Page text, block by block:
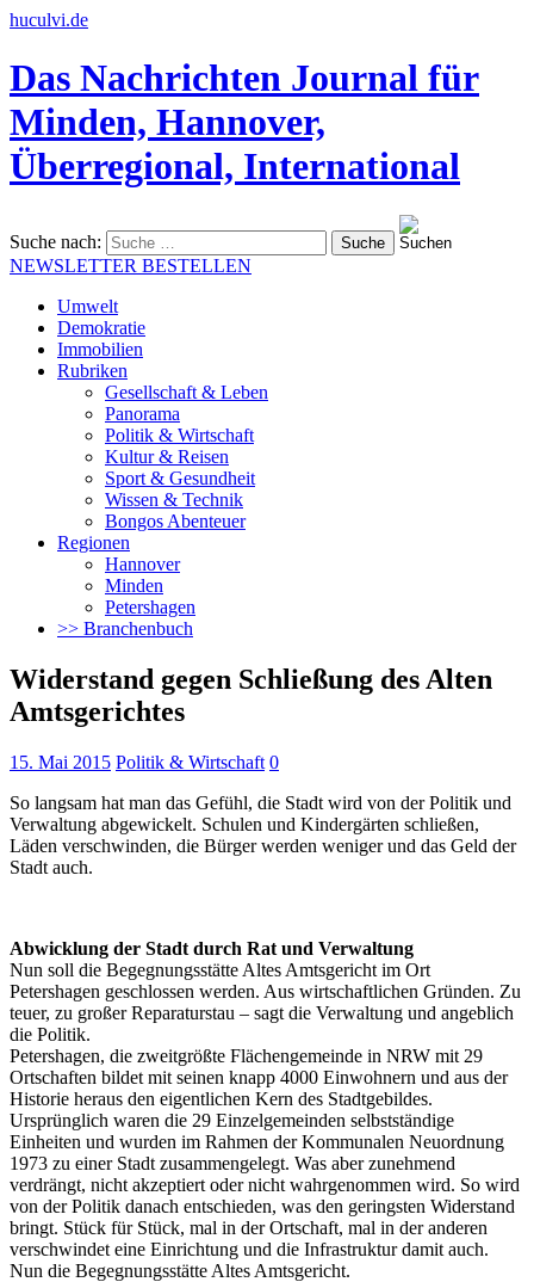
huculvi.de
Das Nachrichten Journal für
Minden, Hannover,
Überregional, International
Suche nach:
NEWSLETTER BESTELLEN
Umwelt
Demokratie
Immobilien
Rubriken
Gesellschaft & Leben
Panorama
Politik & Wirtschaft
Kultur & Reisen
Sport & Gesundheit
Wissen & Technik
Bongos Abenteuer
Regionen
Hannover
Minden
Petershagen
>> Branchenbuch
Widerstand gegen Schließung des Alten
Amtsgerichtes
15. Mai 2015 Politik & Wirtschaft 0
So langsam hat man das Gefühl, die Stadt wird von der Politik und
Verwaltung abgewickelt. Schulen und Kindergärten schließen,
Läden verschwinden, die Bürger werden weniger und das Geld der
Stadt auch.
Abwicklung der Stadt durch Rat und Verwaltung
Nun soll die Begegnungsstätte Altes Amtsgericht im Ort
Petershagen geschlossen werden. Aus wirtschaftlichen Gründen. Zu
teuer, zu großer Reparaturstau – sagt die Verwaltung und angeblich
die Politik.
Petershagen, die zweitgrößte Flächengemeinde in NRW mit 29
Ortschaften bildet mit seinen knapp 4000 Einwohnern und aus der
Historie heraus den eigentlichen Kern des Stadtgebildes.
Ursprünglich waren die 29 Einzelgemeinden selbstständige
Einheiten und wurden im Rahmen der Kommunalen Neuordnung
1973 zu einer Stadt zusammengelegt. Was aber zunehmend
verdrängt, nicht akzeptiert oder nicht wahrgenommen wird. So wird
von der Politik danach entschieden, was den geringsten Widerstand
bringt. Stück für Stück, mal in der Ortschaft, mal in der anderen
verschwindet eine Einrichtung und die Infrastruktur damit auch.
Nun die Begegnungsstätte Altes Amtsgericht.